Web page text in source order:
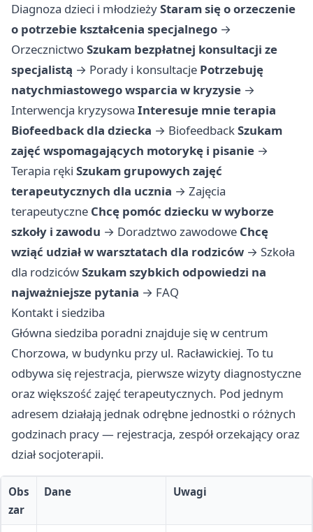
Diagnoza dzieci i młodzieżyStaram się o orzeczenie
o potrzebie kształcenia specjalnego →
OrzecznictwoSzukam bezpłatnej konsultacji ze
specjalistą → Porady i konsultacje Potrzebuję
natychmiastowego wsparcia w kryzysie →
Interwencja kryzysowa Interesuje mnie terapia
Biofeedback dla dziecka → BiofeedbackSzukam
zajęć wspomagających motorykę i pisanie →
Terapia ręki Szukam grupowych zajęć
terapeutycznych dla ucznia → Zajęcia
terapeutyczne Chcę pomóc dziecku w wyborze
szkoły i zawodu → Doradztwo zawodowe Chcę
wziąć udział w warsztatach dla rodziców → Szkoła
dla rodzicówSzukam szybkich odpowiedzi na
najważniejsze pytania → FAQ
Kontakt i siedziba
Główna siedziba poradni znajduje się w centrum
Chorzowa, w budynku przy ul. Racławickiej. To tu
odbywa się rejestracja, pierwsze wizyty diagnostyczne
oraz większość zajęć terapeutycznych. Pod jednym
adresem działają jednak odrębne jednostki o różnych
godzinach pracy — rejestracja, zespół orzekający oraz
dział socjoterapii.
Obs
zar
Dane Uwagi